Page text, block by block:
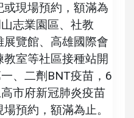
現場預約，額滿為
志業園區、社教
覽館、高雄國際會
室等社區接種站開
、二劑BNT疫苗，6
市府新冠肺炎疫苗
預約，額滿為止。